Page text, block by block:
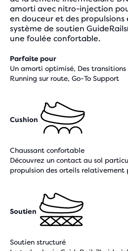
amorti avec nitro-injection
en douceur et des propulsions
système de soutien
une foulée confortable.
Parfaite pour
Un amorti optimisé, Des transitions
Running sur route, Go-To Support
Cushion
Chaussant confortable
Découvrez un contact au sol
propulsion des orteils relativement
Soutien
Soutien structuré